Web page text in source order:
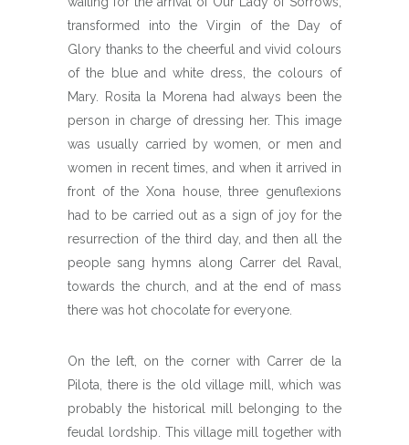
transformed into the Virgin of the Day of
Glory thanks to the cheerful and vivid colours
of the blue and white dress, the colours of
Mary. Rosita la Morena had always been the
person in charge of dressing her. This image
was usually carried by women, or men and
women in recent times, and when it arrived in
front of the Xona house, three genuflexions
had to be carried out as a sign of joy for the
resurrection of the third day, and then all the
people sang hymns along Carrer del Raval,
towards the church, and at the end of mass
there was hot chocolate for everyone.
On the left, on the corner with Carrer de la
Pilota, there is the old village mill, which was
probably the historical mill belonging to the
feudal lordship. This village mill together with